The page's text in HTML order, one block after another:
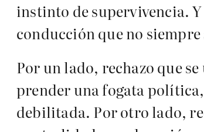
instinto de supervivencia. Y
conducción que no
Por un lado, rechazo que
prender una fogata
debilitada. Por otro lado,